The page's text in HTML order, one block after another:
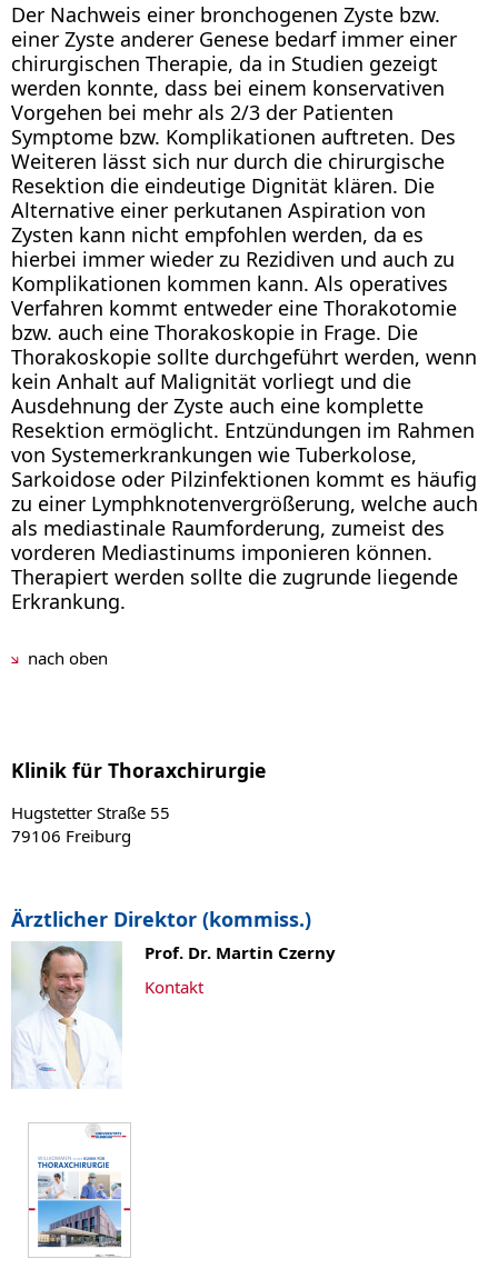
Der Nachweis einer bronchogenen Zyste bzw.
einer Zyste anderer Genese bedarf immer einer
chirurgischen Therapie, da in Studien gezeigt
werden konnte, dass bei einem konservativen
Vorgehen bei mehr als 2/3 der Patienten
Symptome bzw. Komplikationen auftreten. Des
Weiteren lässt sich nur durch die chirurgische
Resektion die eindeutige Dignität klären. Die
Alternative einer perkutanen Aspiration von
Zysten kann nicht empfohlen werden, da es
hierbei immer wieder zu Rezidiven und auch zu
Komplikationen kommen kann. Als operatives
Verfahren kommt entweder eine Thorakotomie
bzw. auch eine Thorakoskopie in Frage. Die
Thorakoskopie sollte durchgeführt werden, wenn
kein Anhalt auf Malignität vorliegt und die
Ausdehnung der Zyste auch eine komplette
Resektion ermöglicht. Entzündungen im Rahmen
von Systemerkrankungen wie Tuberkolose,
Sarkoidose oder Pilzinfektionen kommt es häufig
zu einer Lymphknotenvergrößerung, welche auch
als mediastinale Raumforderung, zumeist des
vorderen Mediastinums imponieren können.
Therapiert werden sollte die zugrunde liegende
Erkrankung.
nach oben
Klinik für Thoraxchirurgie
Hugstetter Straße 55
79106 Freiburg
Ärztlicher Direktor (kommiss.)
Prof. Dr. Martin Czerny
Kontakt